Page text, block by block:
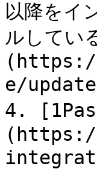
以降をイ
ルしてい
e/
4.